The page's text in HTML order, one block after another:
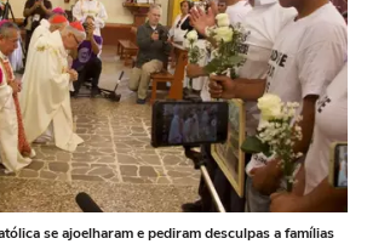
se ajoelharam e pediram desculpas a famílias